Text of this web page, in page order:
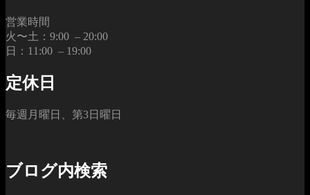
営業時間
火〜土：9:00 – 20:00
日：11:00 – 19:00
定休日
毎週月曜日、第3日曜日
ブログ内検索